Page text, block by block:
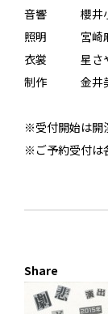
音響 櫻井
照明 宮崎
衣裳 星さ
制作 金井美
※受付開始は開
※ご予約受付は
Share